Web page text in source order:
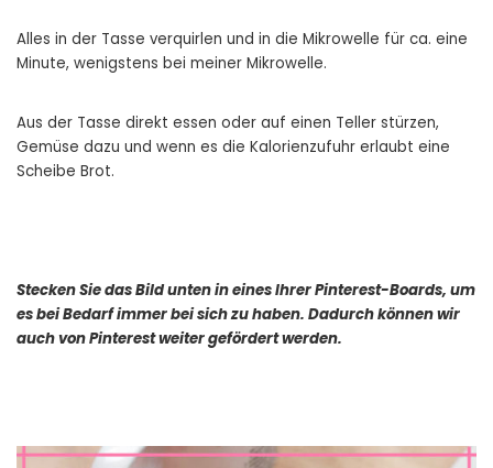
Alles in der Tasse verquirlen und in die Mikrowelle für ca. eine
Minute, wenigstens bei meiner Mikrowelle.
Aus der Tasse direkt essen oder auf einen Teller stürzen,
Gemüse dazu und wenn es die Kalorienzufuhr erlaubt eine
Scheibe Brot.
Stecken Sie das Bild unten in eines Ihrer Pinterest-Boards, um
es bei Bedarf immer bei sich zu haben. Dadurch können wir
auch von Pinterest weiter gefördert werden.